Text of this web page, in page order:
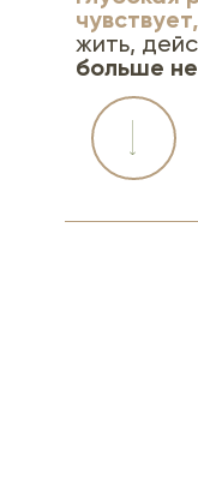
чувствует,
жить,
больше